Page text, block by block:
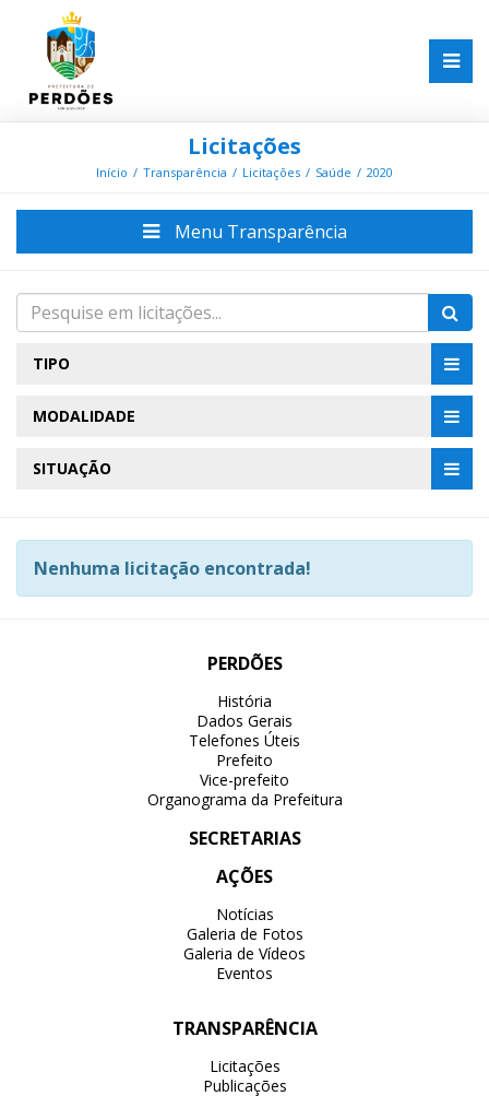
Licitações
Início Transparência Licitações Saúde 2020
Menu Transparência
TIPO
MODALIDADE
SITUAÇÃO
Nenhuma licitação encontrada!
PERDÕES
História
Dados Gerais
Telefones Úteis
Prefeito
Vice-prefeito
Organograma da Prefeitura
SECRETARIAS
AÇÕES
Notícias
Galeria de Fotos
Galeria de Vídeos
Eventos
TRANSPARÊNCIA
Licitações
Publicações